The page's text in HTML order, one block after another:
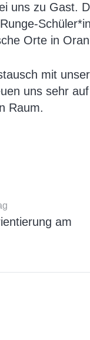
uns zu Gast.
Orte in
mit
uns sehr
Raum.
am